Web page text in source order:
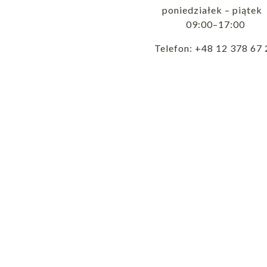
poniedziałek – piątek
09:00–17:00
Telefon: +48 12 378 67